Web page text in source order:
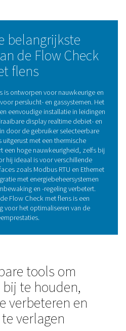
is naadloos compatibel met
en stelt bedrijven in staat om
te behouden met
het nu gaat om het opsporen
of het handhaven van de
voor het bereiken van
en gastoepassingen
efficiëntie met
het perslucht- en gasverbruik en
het energieverbruik te
De Flow Check met
flowmetingen, eenvoudige
met energiebeheersystemen.
kunnen bedrijven hun
rendabele en efficiënte
onderhouden.